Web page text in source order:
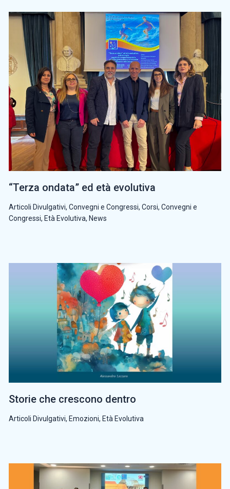
“Terza ondata” ed età evolutiva
Articoli Divulgativi, Convegni e Congressi, Corsi, Convegni e
Congressi, Età Evolutiva, News
Storie che crescono dentro
Articoli Divulgativi, Emozioni, Età Evolutiva